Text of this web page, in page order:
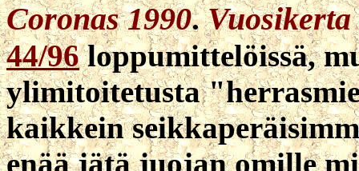
Coronas 1990.Vuosikerta
44/96loppumittelöissä,
ylimitoitetusta
kaikkein
enää jätä juojan omille